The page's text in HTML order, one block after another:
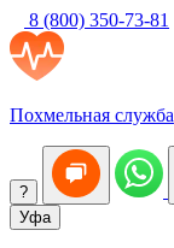
8 (800) 350-73-81
Похмельная служба
?
Уфа